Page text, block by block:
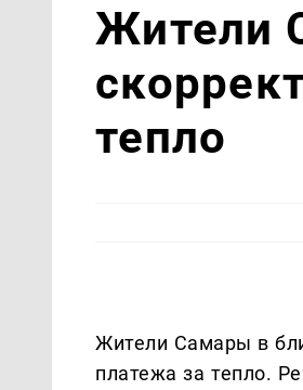
Жители
тепло
Жители Самары в
платежа за тепло.